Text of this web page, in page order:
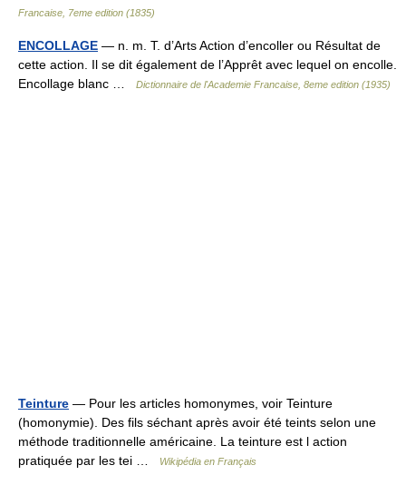
Francaise, 7eme edition (1835)
ENCOLLAGE — n. m. T. d’Arts Action d’encoller ou Résultat de
cette action. Il se dit également de l’Apprêt avec lequel on encolle.
Encollage blanc …
Dictionnaire de l'Academie Francaise, 8eme edition (1935)
Teinture — Pour les articles homonymes, voir Teinture
(homonymie). Des fils séchant après avoir été teints selon une
méthode traditionnelle américaine. La teinture est l action
pratiquée par les tei …
Wikipédia en Français